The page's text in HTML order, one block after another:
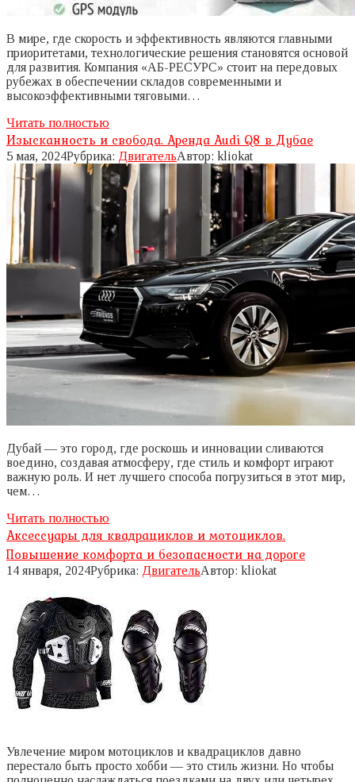
В мире, где скорость и эффективность являются главными
приоритетами, технологические решения становятся основой
для развития. Компания «АБ-РЕСУРС» стоит на передовых
рубежах в обеспечении складов современными и
высокоэффективными тяговыми…
Читать полностью
Изысканность и свобода. Аренда Audi Q8 в Дубае
5 мая, 2024Рубрика: ДвигательАвтор: kliokat
Дубай — это город, где роскошь и инновации сливаются
воедино, создавая атмосферу, где стиль и комфорт играют
важную роль. И нет лучшего способа погрузиться в этот мир,
чем…
Читать полностью
Аксессуары для квадрациклов и мотоциклов.
Повышение комфорта и безопасности на дороге
14 января, 2024Рубрика: ДвигательАвтор: kliokat
Увлечение миром мотоциклов и квадрациклов давно
перестало быть просто хобби — это стиль жизни. Но чтобы